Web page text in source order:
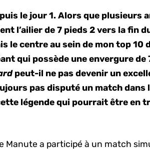
le jour 1. Alors que plusieurs
l’ailier de 7 pieds 2 vers la fin
le centre au sein de mon top 10
qui possède une envergure de
peut-il ne pas devenir un
pas disputé un match dans
légende qui pourrait être en
Manute a participé à un match